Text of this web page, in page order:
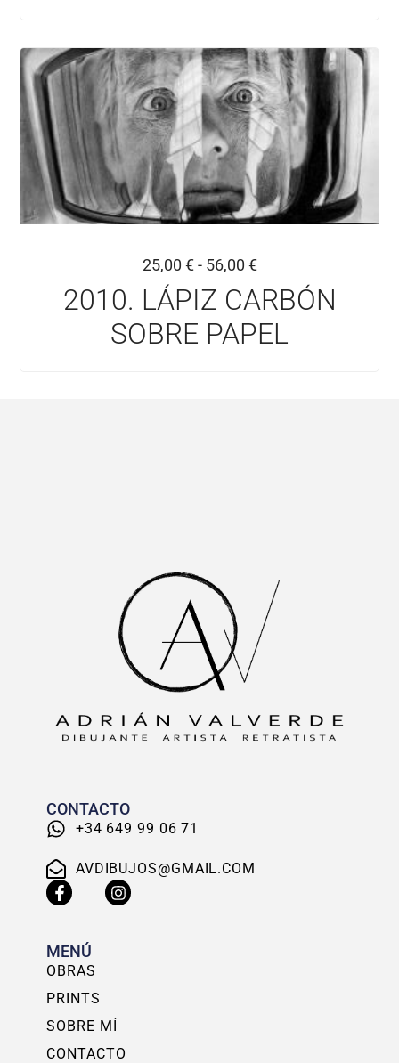
25,00 € - 56,00 €
2010. LÁPIZ CARBÓN
SOBRE PAPEL
MENÚ
OBRAS
PRINTS
SOBRE MÍ
CONTACTO
CONTACTO
+34 649 99 06 71
AVDIBUJOS@GMAIL.COM